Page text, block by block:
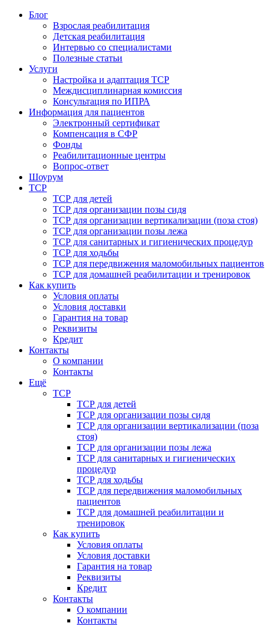
Блог
Взрослая реабилитация
Детская реабилитация
Интервью со специалистами
Полезные статьи
Услуги
Настройка и адаптация ТСР
Междисциплинарная комиссия
Консультация по ИПРА
Информация для пациентов
Электронный сертификат
Компенсация в СФР
Фонды
Реабилитационные центры
Вопрос-ответ
Шоурум
ТСР
ТСР для детей
ТСР для организации позы сидя
ТСР для организации вертикализации (поза стоя)
ТСР для организации позы лежа
ТСР для санитарных и гигиенических процедур
ТСР для ходьбы
ТСР для передвижения маломобильных пациентов
ТСР для домашней реабилитации и тренировок
Как купить
Условия оплаты
Условия доставки
Гарантия на товар
Реквизиты
Кредит
Контакты
О компании
Контакты
Ещё
ТСР
ТСР для детей
ТСР для организации позы сидя
ТСР для организации вертикализации (поза
стоя)
ТСР для организации позы лежа
ТСР для санитарных и гигиенических
процедур
ТСР для ходьбы
ТСР для передвижения маломобильных
пациентов
ТСР для домашней реабилитации и
тренировок
Как купить
Условия оплаты
Условия доставки
Гарантия на товар
Реквизиты
Кредит
Контакты
О компании
Контакты